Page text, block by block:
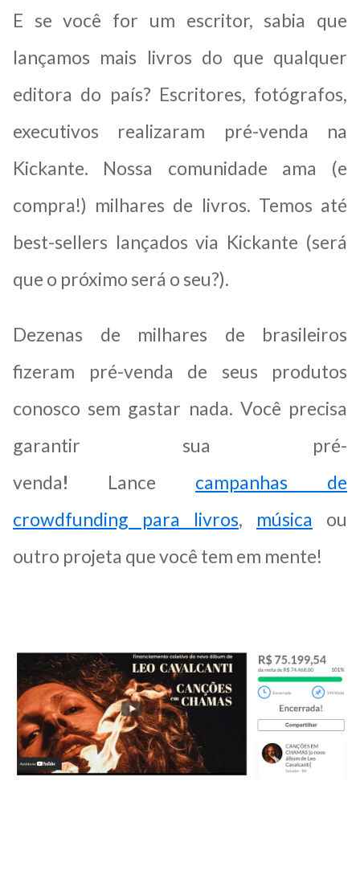
E se você for um escritor, sabia que
lançamos mais livros do que qualquer
editora do país? Escritores, fotógrafos,
executivos realizaram pré-venda na
Kickante. Nossa comunidade ama (e
compra!) milhares de livros. Temos até
best-sellers lançados via Kickante (será
que o próximo será o seu?).
Dezenas de milhares de brasileiros
fizeram pré-venda de seus produtos
conosco sem gastar nada. Você precisa
garantir sua pré-
venda! Lance campanhas de
crowdfunding para livros, música ou
outro projeta que você tem em mente!